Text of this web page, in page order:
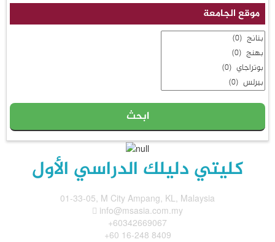
موقع الجامعة
كليتي دليلك الدراسي الأول
01-33-05, M City Ampang, KL, Malaysia
info@msasia.com.my
+60342669067
+60 16-248 8409